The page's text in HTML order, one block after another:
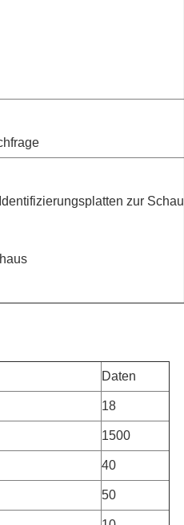
zur Schau
Daten
18
1500
40
50